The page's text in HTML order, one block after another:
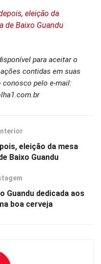
eleição da
de Baixo Guandu
para aceitar o
contidas em suas
conosco pelo e-mail:
eleição da mesa
Baixo Guandu
Guandu dedicada aos
boa cerveja